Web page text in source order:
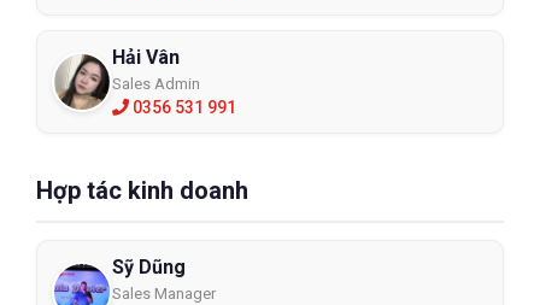
Hải Vân
Sales Admin
0356 531 991
Hợp tác kinh doanh
Sỹ Dũng
Sales Manager